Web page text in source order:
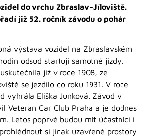
do vrchu Zbraslav–Jíloviště.
již 52. ročník závodu o pohár
výstava vozidel na Zbraslavském
odsud startují samotné jízdy.
již v roce 1908, ze
se jezdilo do roku 1931. V roce
vyhrála Eliška Junková. Závod v
Veteran Car Club Praha a je dodnes
Letos poprvé budou mít účastníci i
si jinak uzavřené prostory